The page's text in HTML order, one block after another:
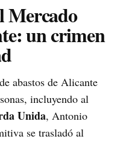
Mercado
un crimen
abastos de Alicante
incluyendo al
Unida, Antonio
se trasladó al